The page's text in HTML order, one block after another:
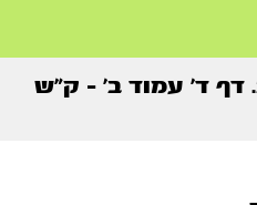
20. דף ד’ עמוד ב’ – ק”ש